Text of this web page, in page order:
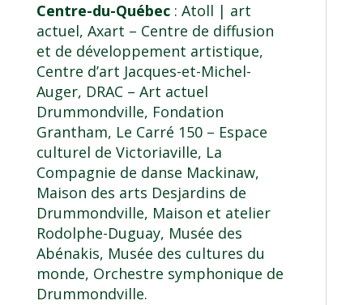
Centre-du-Québec : Atoll | art
actuel, Axart – Centre de diffusion
et de développement artistique,
Centre d’art Jacques-et-Michel-
Auger, DRAC – Art actuel
Drummondville, Fondation
Grantham, Le Carré 150 – Espace
culturel de Victoriaville, La
Compagnie de danse Mackinaw,
Maison des arts Desjardins de
Drummondville, Maison et atelier
Rodolphe-Duguay, Musée des
Abénakis, Musée des cultures du
monde, Orchestre symphonique de
Drummondville.